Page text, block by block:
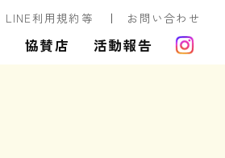
LINE利用規約等 お問い合わせ
協賛店 活動報告